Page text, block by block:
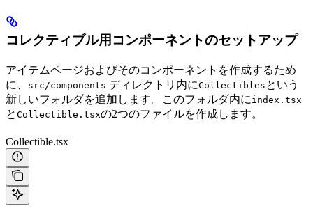
コレクティブル用コンポーネントのセットアップ
アイテムページおよびそのコンポーネントを作成するため
に、
src/components ディレクトリ内にCollectibles という
新しいフォルダを追加します。このフォルダ内に index.tsx
と Collectible.tsxの2つのファイルを作成します。
Collectible.tsx